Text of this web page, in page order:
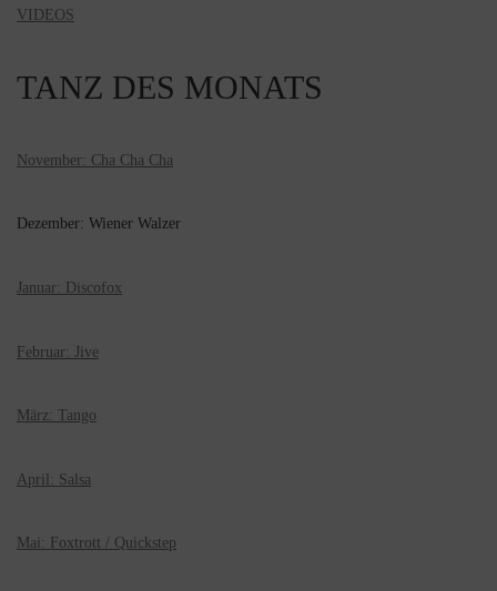
VIDEOS
TANZ DES MONATS
November: Cha Cha Cha
Dezember: Wiener Walzer
Januar: Discofox
Februar: Jive
März: Tango
April: Salsa
Mai: Foxtrott / Quickstep